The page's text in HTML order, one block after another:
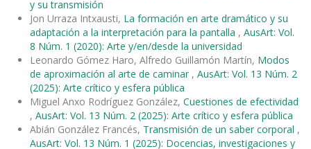
y su transmisión
Jon Urraza Intxausti, La formación en arte dramático y su
adaptación a la interpretación para la pantalla , AusArt: Vol.
8 Núm. 1 (2020): Arte y/en/desde la universidad
Leonardo Gómez Haro, Alfredo Guillamón Martín, Modos
de aproximación al arte de caminar , AusArt: Vol. 13 Núm. 2
(2025): Arte crítico y esfera pública
Miguel Anxo Rodríguez González, Cuestiones de efectividad
, AusArt: Vol. 13 Núm. 2 (2025): Arte crítico y esfera pública
Abián González Francés, Transmisión de un saber corporal ,
AusArt: Vol. 13 Núm. 1 (2025): Docencias, investigaciones y